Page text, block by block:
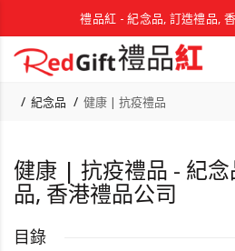
禮品紅 - 紀念品, 訂造禮品,
紀念品 健康 | 抗疫禮品
健康 | 抗疫禮品 - 紀
品, 香港禮品公司
目錄